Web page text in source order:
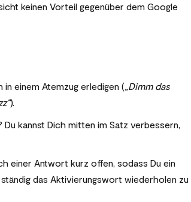
keinen Vorteil gegenüber dem Google
in einem Atemzug erledigen („Dimm das
).
Du kannst Dich mitten im Satz verbessern,
einer Antwort kurz offen, sodass Du ein
das Aktivierungswort wiederholen zu